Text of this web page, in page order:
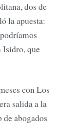
dos de
la apuesta:
Isidro, que
con Los
salida a la
abogados